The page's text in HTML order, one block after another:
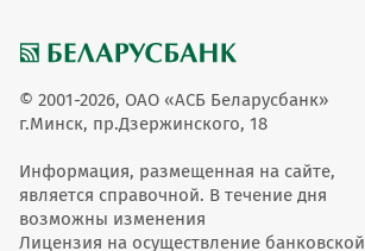
© 2001-2026, ОАО «АСБ Беларусбанк»
г.Минск, пр.Дзержинского, 18
Информация, размещенная на сайте,
является справочной. В течение дня
возможны изменения
Лицензия на осуществление банковской